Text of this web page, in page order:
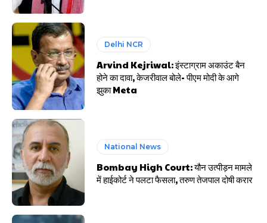
Delhi NCR
Arvind Kejriwal: इंस्टाग्राम अकाउंट बैन
होने का दावा, केजरीवाल बोले- पीएम मोदी के आगे
झुका Meta
National News
Bombay High Court: यौन उत्पीड़न मामले
में हाईकोर्ट ने पलटा फैसला, तरुण तेजपाल दोषी करार